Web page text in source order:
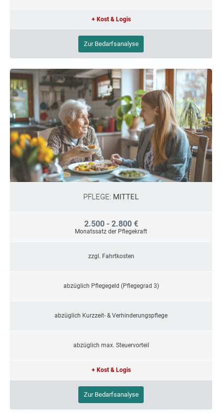
+ Kost & Logis
Zur Bedarfsanalyse
PFLEGE: MITTEL
2.500 - 2.800 €
Monatssatz der Pflegekraft
zzgl. Fahrtkosten
abzüglich Pflegegeld (Pflegegrad 3)
abzüglich Kurzzeit- & Verhinderungspflege
abzüglich max. Steuervorteil
+ Kost & Logis
Zur Bedarfsanalyse